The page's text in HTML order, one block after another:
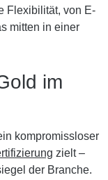
Flexibilität, von E-
mitten in einer
im
kompromissloser
zielt –
der Branche.